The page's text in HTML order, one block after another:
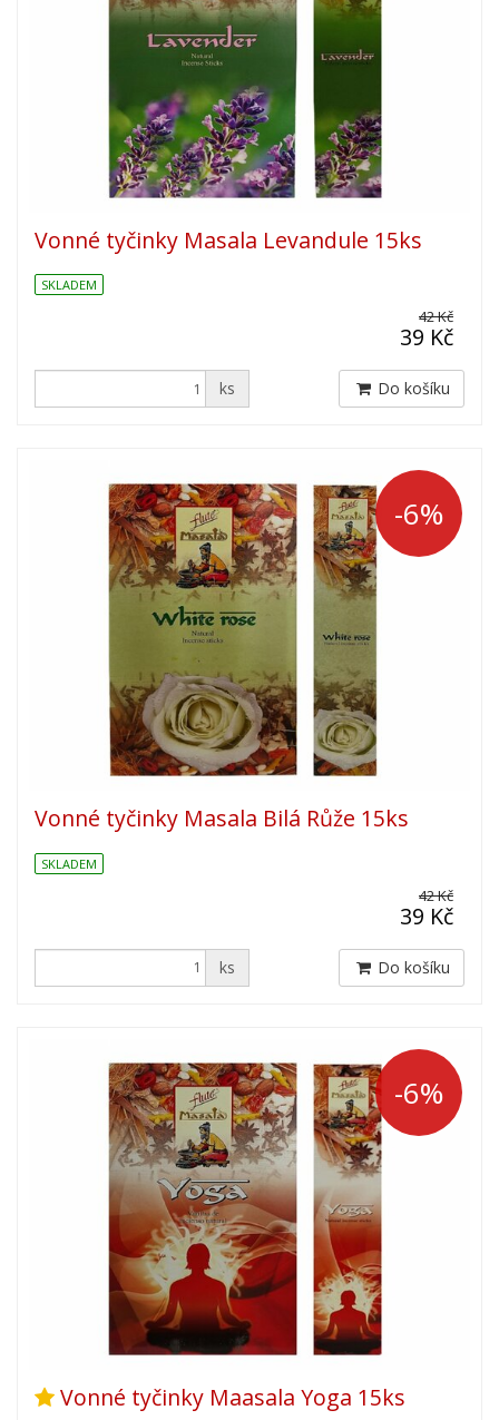
Vonné tyčinky Masala Levandule 15ks
SKLADEM
42 Kč
39 Kč
ks Do košíku
-6%
Vonné tyčinky Masala Bilá Růže 15ks
SKLADEM
42 Kč
39 Kč
ks Do košíku
-6%
Vonné tyčinky Maasala Yoga 15ks